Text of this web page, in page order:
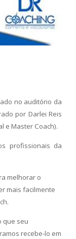
no auditório da
por Darlei Reis
e Master Coach).
profissionais da
melhorar o
mais facilmente
que seu
recebe-lo em